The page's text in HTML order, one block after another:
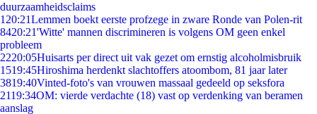
duurzaamheidsclaims
1 20:21Lemmen boekt eerste profzege in zware Ronde van Polen-rit
8420:21'Witte' mannen discrimineren is volgens OM geen enkel
probleem
2220:05Huisarts per direct uit vak gezet om ernstig alcoholmisbruik
1519:45Hiroshima herdenkt slachtoffers atoombom, 81 jaar later
3819:40Vinted-foto's van vrouwen massaal gedeeld op seksfora
2119:34OM: vierde verdachte (18) vast op verdenking van beramen
aanslag